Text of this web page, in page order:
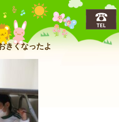
うえだな)幼稚園
きくなったよ